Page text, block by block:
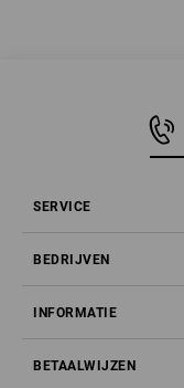
SERVICE
BEDRIJVEN
INFORMATIE
BETAALWIJZEN